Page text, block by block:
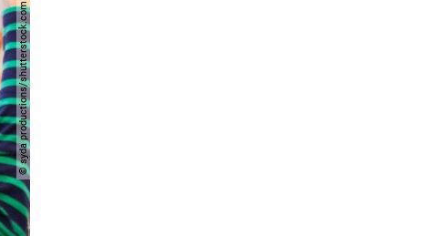
© syda productions/shutterstock.com